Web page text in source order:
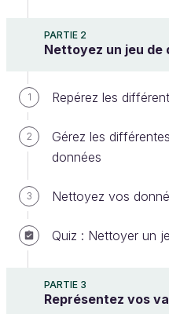
PARTIE 2
Nettoyez un jeu de
1 Repérez les
2
Gérez les
données
3 Nettoyez vos
Quiz : Nettoyer un
PARTIE 3
Représentez vos